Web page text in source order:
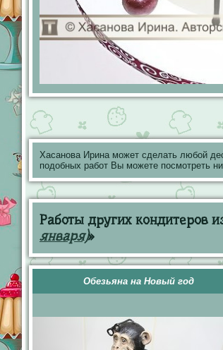
Хасанова Ирина может сделать любой
подобных работ Вы можете посмотреть
Работы других кондитеров
января)»
Обезьяна на Новый год